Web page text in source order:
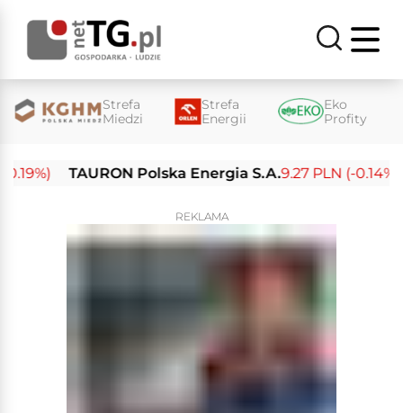
Strefa
Miedzi
Strefa
Energii
Eko
Profity
TAURON Polska Energia S.A.9.27 PLN (-0.14%)
REKLAMA